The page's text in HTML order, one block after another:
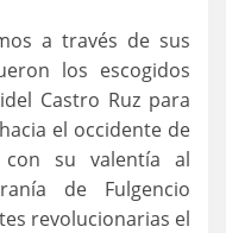
a través de sus
los escogidos
Castro Ruz para
el occidente de
su valentía al
de Fulgencio
revolucionarias el